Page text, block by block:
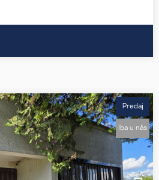
Predaj
Iba u nás